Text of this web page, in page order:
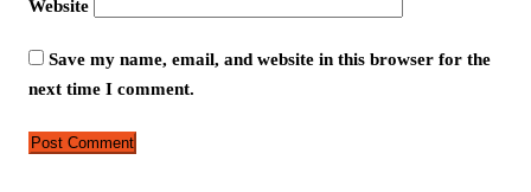
Website
Save my name, email, and website in this browser for the
next time I comment.